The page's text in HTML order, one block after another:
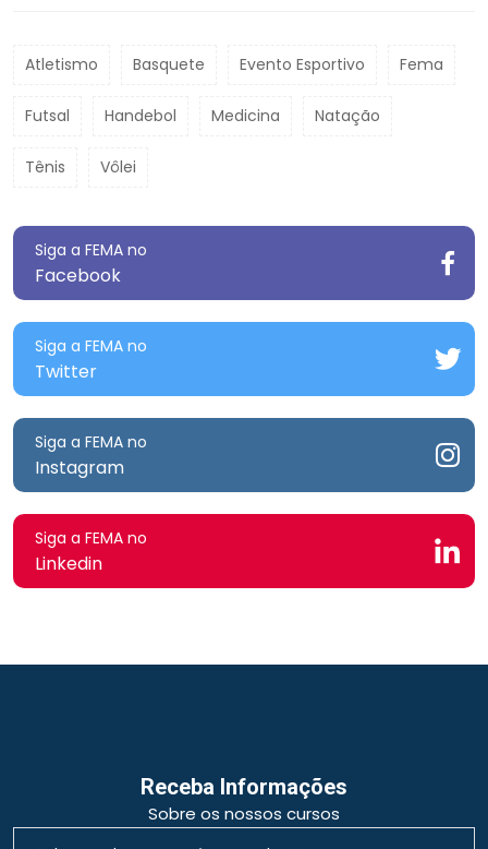
Atletismo Basquete Evento Esportivo Fema
Futsal Handebol Medicina Natação
Tênis Vôlei
Siga a FEMA no
Facebook
Siga a FEMA no
Twitter
Siga a FEMA no
Instagram
Siga a FEMA no
Linkedin
Receba Informações
Sobre os nossos cursos